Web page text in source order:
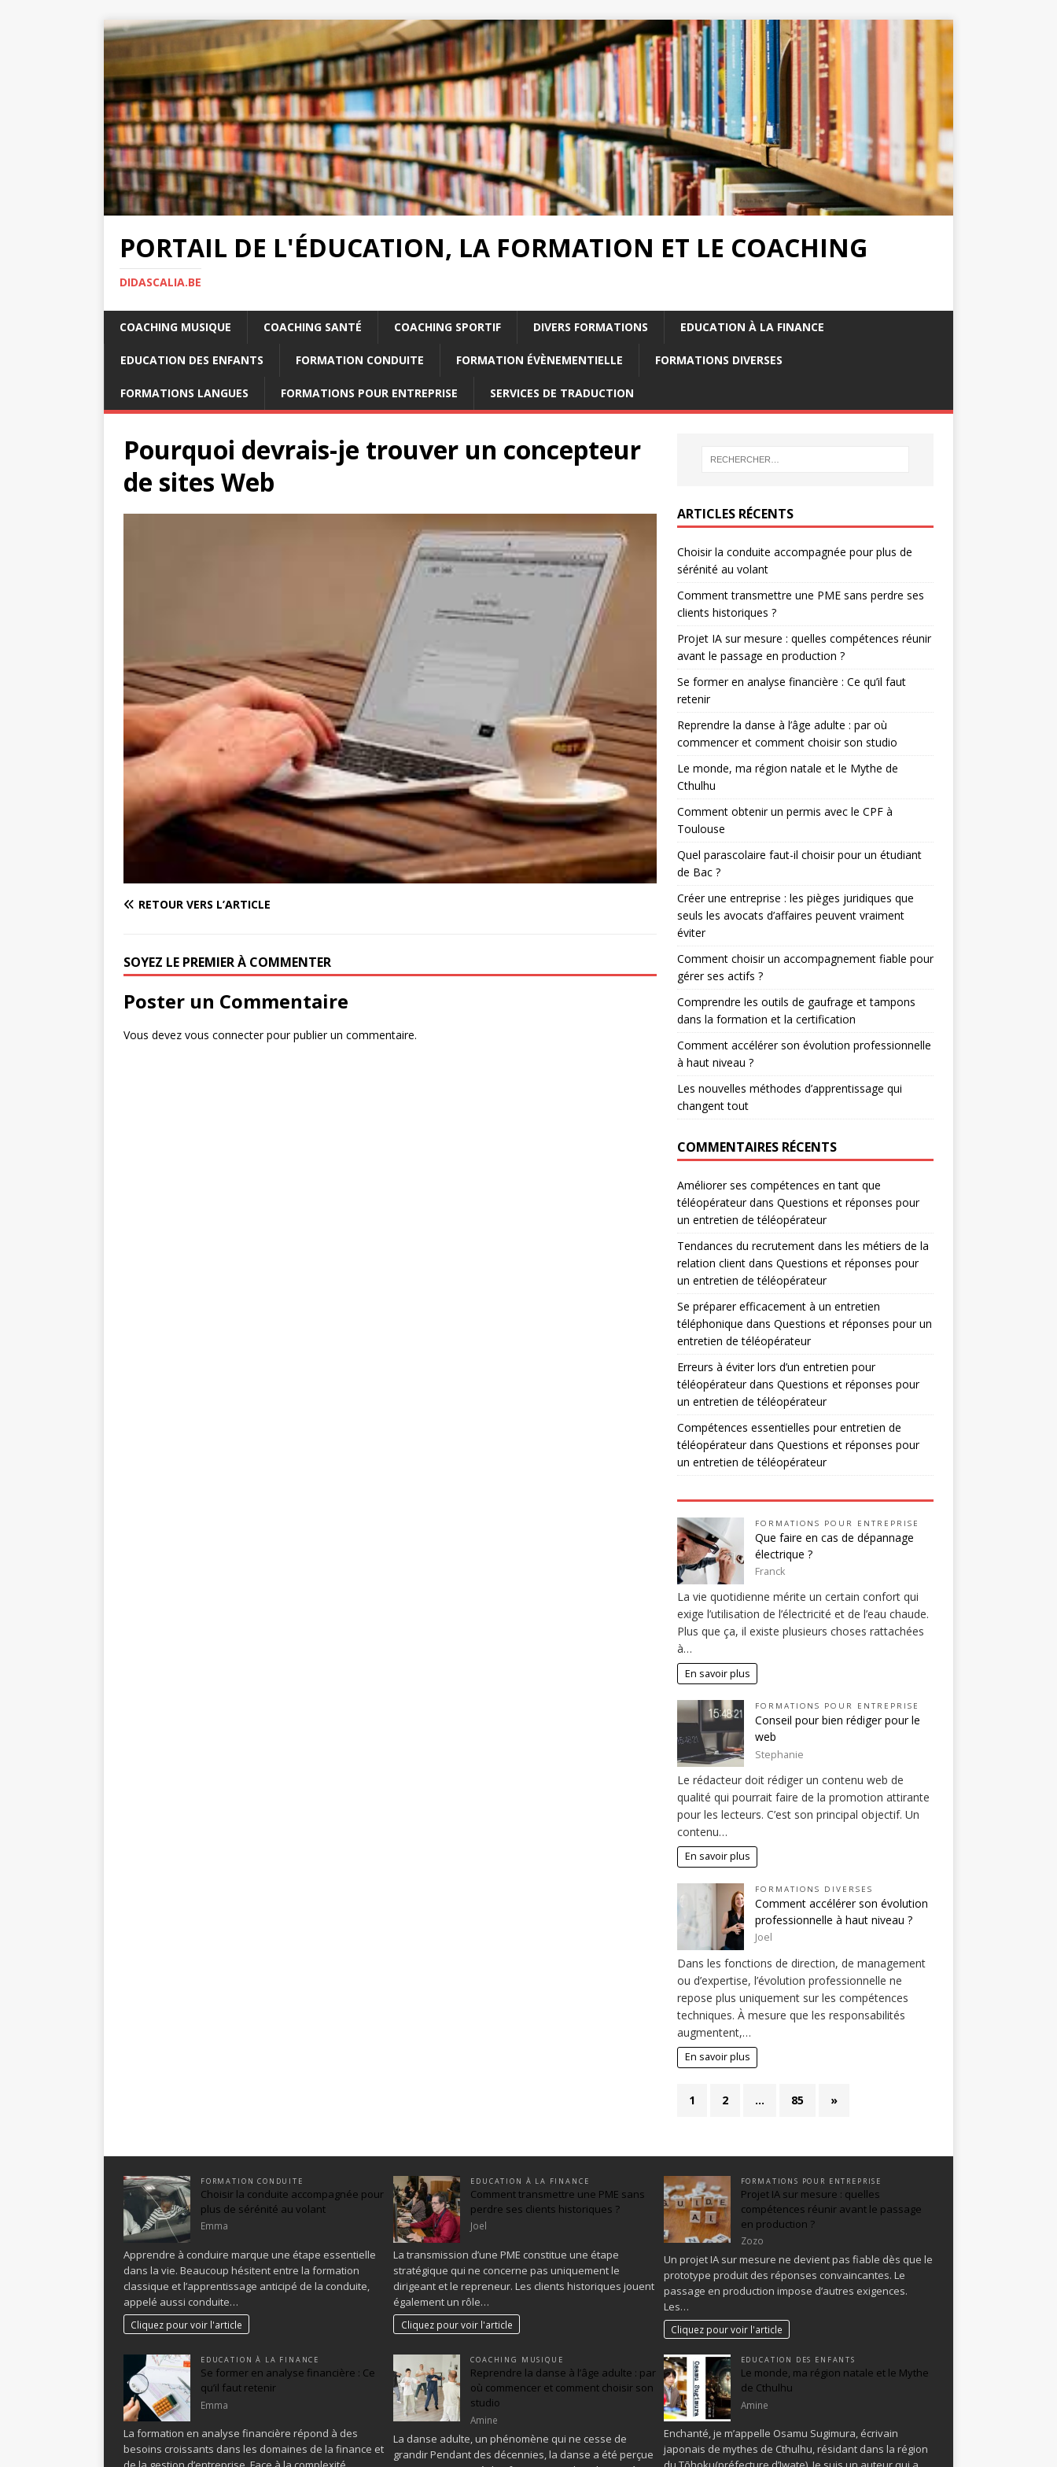
PORTAIL DE L'ÉDUCATION, LA FORMATION ET LE COACHING
DIDASCALIA.BE
COACHING MUSIQUE COACHING SANTÉ COACHING SPORTIF DIVERS FORMATIONS EDUCATION À LA FINANCE
EDUCATION DES ENFANTS FORMATION CONDUITE FORMATION ÉVÈNEMENTIELLE FORMATIONS DIVERSES
FORMATIONS LANGUES FORMATIONS POUR ENTREPRISE SERVICES DE TRADUCTION
Pourquoi devrais-je trouver un concepteur
de sites Web
RETOUR VERS L’ARTICLE
SOYEZ LE PREMIER À COMMENTER
Poster un Commentaire
Vous devez vous connecterpour publier un commentaire.
ARTICLES RÉCENTS
Choisir la conduite accompagnée pour plus de
sérénité au volant
Comment transmettre une PME sans perdre ses
clients historiques ?
Projet IA sur mesure : quelles compétences réunir
avant le passage en production ?
Se former en analyse financière : Ce qu’il faut
retenir
Reprendre la danse à l’âge adulte : par où
commencer et comment choisir son studio
Le monde, ma région natale et le Mythe de
Cthulhu
Comment obtenir un permis avec le CPF à
Toulouse
Quel parascolaire faut-il choisir pour un étudiant
de Bac ?
Créer une entreprise : les pièges juridiques que
seuls les avocats d’affaires peuvent vraiment
éviter
Comment choisir un accompagnement fiable pour
gérer ses actifs ?
Comprendre les outils de gaufrage et tampons
dans la formation et la certification
Comment accélérer son évolution professionnelle
à haut niveau ?
Les nouvelles méthodes d’apprentissage qui
changent tout
COMMENTAIRES RÉCENTS
Améliorer ses compétences en tant que
téléopérateurdans Questions et réponses pour
un entretien de téléopérateur
Tendances du recrutement dans les métiers de la
relation clientdans Questions et réponses pour
un entretien de téléopérateur
Se préparer efficacement à un entretien
téléphonique dans Questions et réponses pour un
entretien de téléopérateur
Erreurs à éviter lors d’un entretien pour
téléopérateurdans Questions et réponses pour
un entretien de téléopérateur
Compétences essentielles pour entretien de
téléopérateurdans Questions et réponses pour
un entretien de téléopérateur
FORMATIONS POUR ENTREPRISE
Que faire en cas de dépannage
électrique ?
Franck
La vie quotidienne mérite un certain confort qui
exige l’utilisation de l’électricité et de l’eau chaude.
Plus que ça, il existe plusieurs choses rattachées
à…
En savoir plus
FORMATIONS POUR ENTREPRISE
Conseil pour bien rédiger pour le
web
Stephanie
Le rédacteur doit rédiger un contenu web de
qualité qui pourrait faire de la promotion attirante
pour les lecteurs. C’est son principal objectif. Un
contenu…
En savoir plus
FORMATIONS DIVERSES
Comment accélérer son évolution
professionnelle à haut niveau ?
Joel
Dans les fonctions de direction, de management
ou d’expertise, l’évolution professionnelle ne
repose plus uniquement sur les compétences
techniques. À mesure que les responsabilités
augmentent,…
En savoir plus
1 2 … 85 »
FORMATION CONDUITE
Choisir la conduite accompagnée pour
plus de sérénité au volant
Emma
Apprendre à conduire marque une étape essentielle
dans la vie. Beaucoup hésitent entre la formation
classique et l’apprentissage anticipé de la conduite,
appelé aussi conduite…
Cliquez pour voir l'article
EDUCATION À LA FINANCE
Comment transmettre une PME sans
perdre ses clients historiques ?
Joel
La transmission d’une PME constitue une étape
stratégique qui ne concerne pas uniquement le
dirigeant et le repreneur. Les clients historiques jouent
également un rôle…
Cliquez pour voir l'article
FORMATIONS POUR ENTREPRISE
Projet IA sur mesure : quelles
compétences réunir avant le passage
en production ?
Zozo
Un projet IA sur mesure ne devient pas fiable dès que le
prototype produit des réponses convaincantes. Le
passage en production impose d’autres exigences.
Les…
Cliquez pour voir l'article
EDUCATION À LA FINANCE
Se former en analyse financière : Ce
qu’il faut retenir
Emma
La formation en analyse financière répond à des
besoins croissants dans les domaines de la finance et
COACHING MUSIQUE
Reprendre la danse à l’âge adulte : par
où commencer et comment choisir son
studio
Amine
La danse adulte, un phénomène qui ne cesse de
grandir Pendant des décennies, la danse a été perçue
EDUCATION DES ENFANTS
Le monde, ma région natale et le Mythe
de Cthulhu
Amine
Enchanté, je m’appelle Osamu Sugimura, écrivain
japonais de mythes de Cthulhu, résidant dans la région